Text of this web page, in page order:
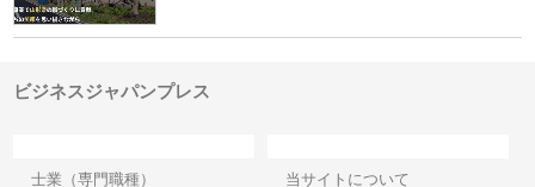
ビジネスジャパンプレス
士業（専門職種）
当サイトについて